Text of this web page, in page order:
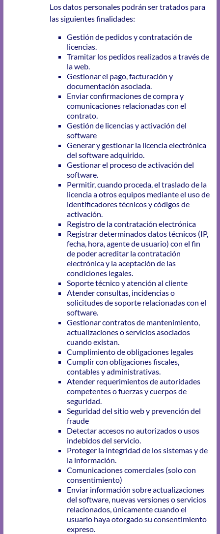
Los datos personales podrán ser tratados para
las siguientes finalidades:
Gestión de pedidos y contratación de
licencias.
Tramitar los pedidos realizados a través de
la web.
Gestionar el pago, facturación y
documentación asociada.
Enviar confirmaciones de compra y
comunicaciones relacionadas con el
contrato.
Gestión de licencias y activación del
software
Generar y gestionar la licencia electrónica
del software adquirido.
Gestionar el proceso de activación del
software.
Permitir, cuando proceda, el traslado de la
licencia a otros equipos mediante el uso de
identificadores técnicos y códigos de
activación.
Registro de la contratación electrónica
Registrar determinados datos técnicos (IP,
fecha, hora, agente de usuario) con el fin
de poder acreditar la contratación
electrónica y la aceptación de las
condiciones legales.
Soporte técnico y atención al cliente
Atender consultas, incidencias o
solicitudes de soporte relacionadas con el
software.
Gestionar contratos de mantenimiento,
actualizaciones o servicios asociados
cuando existan.
Cumplimiento de obligaciones legales
Cumplir con obligaciones fiscales,
contables y administrativas.
Atender requerimientos de autoridades
competentes o fuerzas y cuerpos de
seguridad.
Seguridad del sitio web y prevención del
fraude
Detectar accesos no autorizados o usos
indebidos del servicio.
Proteger la integridad de los sistemas y de
la información.
Comunicaciones comerciales (solo con
consentimiento)
Enviar información sobre actualizaciones
del software, nuevas versiones o servicios
relacionados, únicamente cuando el
usuario haya otorgado su consentimiento
expreso.